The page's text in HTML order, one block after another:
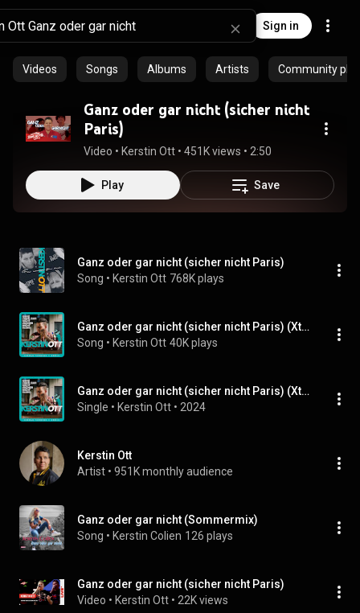
Sign in
Videos Songs Albums Artists Community
Ganz oder gar nicht (sicher nicht
Paris)
Video • Kerstin Ott • 451K views • 2:50
Play Save
Ganz oder gar nicht (sicher nicht Paris)
Song • Kerstin Ott 768K plays
Ganz oder gar nicht (sicher nicht Paris) (Xtreme Sound Dancemix)
Song • Kerstin Ott 40K plays
Ganz oder gar nicht (sicher nicht Paris) (Xtreme Sound Dancemix)
Single • Kerstin Ott • 2024
Kerstin Ott
Artist • 951K monthly audience
Ganz oder gar nicht (Sommermix)
Song • Kerstin Colien 126 plays
Ganz oder gar nicht (sicher nicht Paris)
Video • Kerstin Ott • 22K views